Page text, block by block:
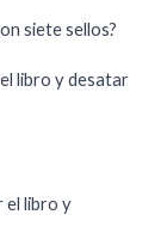
siete sellos?
libro y desatar
el libro y